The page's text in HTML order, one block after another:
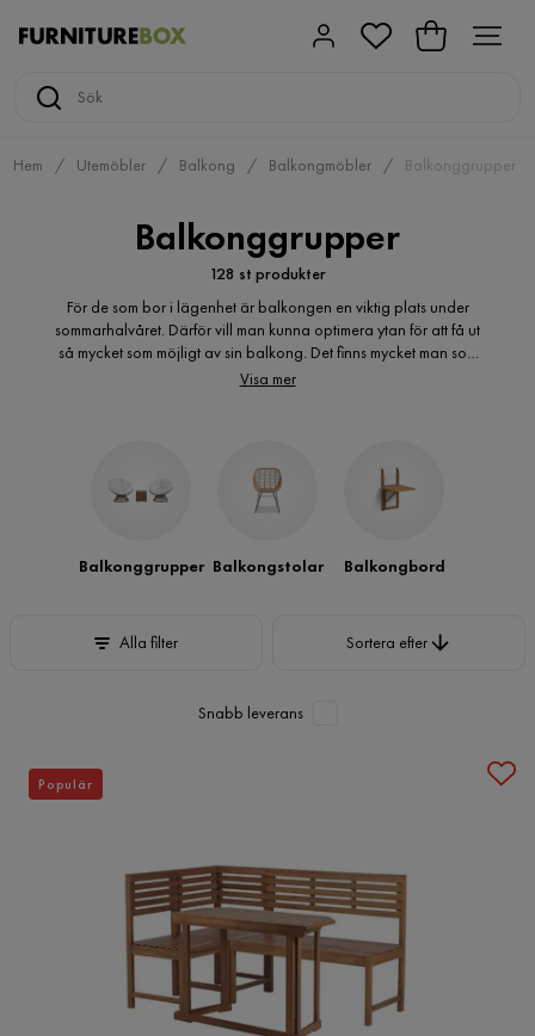
Hem Utemöbler Balkong Balkongmöbler Balkonggrupper
Balkonggrupper
128 st produkter
För de som bor i lägenhet är balkongen en viktig plats under
sommarhalvåret. Därför vill man kunna optimera ytan för att få ut
så mycket som möjligt av sin balkong. Det finns mycket man som
kan göras för att få balkongen mysig och inbjudande. Beroende
balkonggrupper, och allt från stolar till soffor och bord.
Balkonggupperna finns i mängder av olika färger, modeller och
material.
Visa mer
Balkonggrupper Balkongstolar Balkongbord
Alla filter Sortera efter
Snabb leverans
Populär